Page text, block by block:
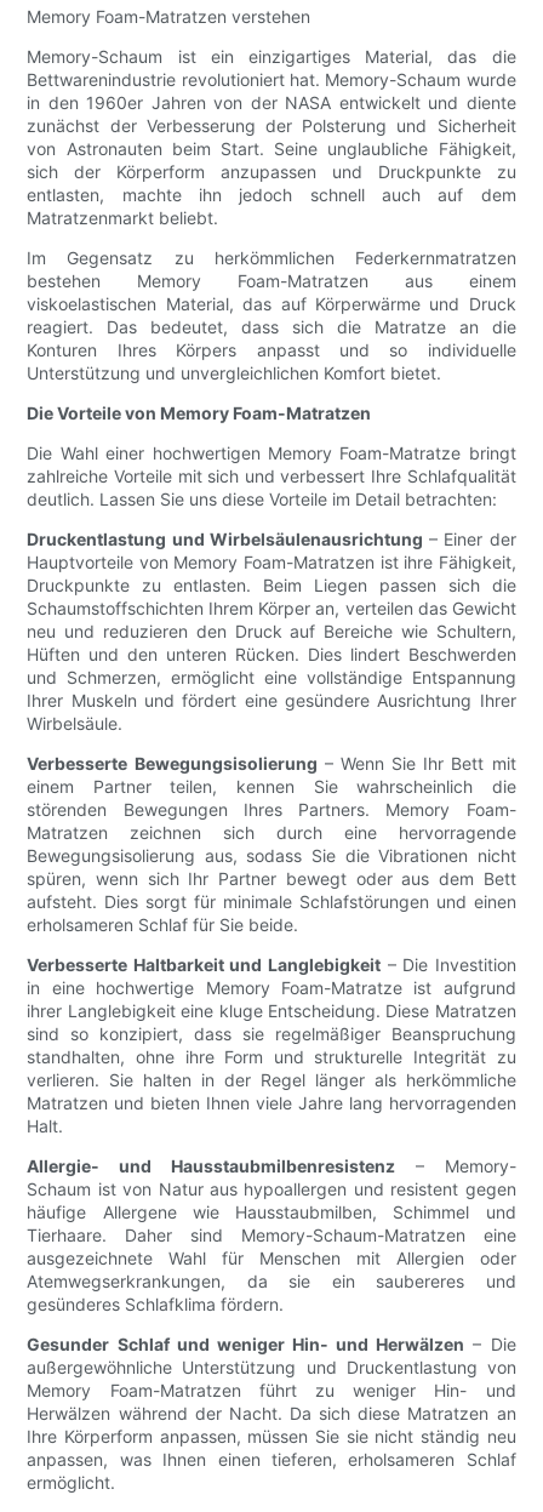
Memory Foam-Matratzen verstehen
Memory-Schaum ist ein einzigartiges Material, das die
Bettwarenindustrie revolutioniert hat. Memory-Schaum wurde
in den 1960er Jahren von der NASA entwickelt und diente
zunächst der Verbesserung der Polsterung und Sicherheit
von Astronauten beim Start. Seine unglaubliche Fähigkeit,
sich der Körperform anzupassen und Druckpunkte zu
entlasten, machte ihn jedoch schnell auch auf dem
Matratzenmarkt beliebt.
Im Gegensatz zu herkömmlichen Federkernmatratzen
bestehen Memory Foam-Matratzen aus einem
viskoelastischen Material, das auf Körperwärme und Druck
reagiert. Das bedeutet, dass sich die Matratze an die
Konturen Ihres Körpers anpasst und so individuelle
Unterstützung und unvergleichlichen Komfort bietet.
Die Vorteile von Memory Foam-Matratzen
Die Wahl einer hochwertigen Memory Foam-Matratze bringt
zahlreiche Vorteile mit sich und verbessert Ihre Schlafqualität
deutlich. Lassen Sie uns diese Vorteile im Detail betrachten:
Druckentlastung und Wirbelsäulenausrichtung – Einer der
Hauptvorteile von Memory Foam-Matratzen ist ihre Fähigkeit,
Druckpunkte zu entlasten. Beim Liegen passen sich die
Schaumstoffschichten Ihrem Körper an, verteilen das Gewicht
neu und reduzieren den Druck auf Bereiche wie Schultern,
Hüften und den unteren Rücken. Dies lindert Beschwerden
und Schmerzen, ermöglicht eine vollständige Entspannung
Ihrer Muskeln und fördert eine gesündere Ausrichtung Ihrer
Wirbelsäule.
Verbesserte Bewegungsisolierung – Wenn Sie Ihr Bett mit
einem Partner teilen, kennen Sie wahrscheinlich die
störenden Bewegungen Ihres Partners. Memory Foam-
Matratzen zeichnen sich durch eine hervorragende
Bewegungsisolierung aus, sodass Sie die Vibrationen nicht
spüren, wenn sich Ihr Partner bewegt oder aus dem Bett
aufsteht. Dies sorgt für minimale Schlafstörungen und einen
erholsameren Schlaf für Sie beide.
Verbesserte Haltbarkeit und Langlebigkeit – Die Investition
in eine hochwertige Memory Foam-Matratze ist aufgrund
ihrer Langlebigkeit eine kluge Entscheidung. Diese Matratzen
sind so konzipiert, dass sie regelmäßiger Beanspruchung
standhalten, ohne ihre Form und strukturelle Integrität zu
verlieren. Sie halten in der Regel länger als herkömmliche
Matratzen und bieten Ihnen viele Jahre lang hervorragenden
Halt.
Allergie- und Hausstaubmilbenresistenz – Memory-
Schaum ist von Natur aus hypoallergen und resistent gegen
häufige Allergene wie Hausstaubmilben, Schimmel und
Tierhaare. Daher sind Memory-Schaum-Matratzen eine
ausgezeichnete Wahl für Menschen mit Allergien oder
Atemwegserkrankungen, da sie ein saubereres und
gesünderes Schlafklima fördern.
Gesunder Schlaf und weniger Hin- und Herwälzen – Die
außergewöhnliche Unterstützung und Druckentlastung von
Memory Foam-Matratzen führt zu weniger Hin- und
Herwälzen während der Nacht. Da sich diese Matratzen an
Ihre Körperform anpassen, müssen Sie sie nicht ständig neu
anpassen, was Ihnen einen tieferen, erholsameren Schlaf
ermöglicht.